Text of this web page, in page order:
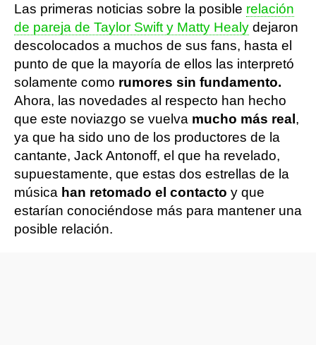
Las primeras noticias sobre la posible relación
de pareja de Taylor Swift y Matty Healy dejaron
descolocados a muchos de sus fans, hasta el
punto de que la mayoría de ellos las interpretó
solamente como rumores sin fundamento.
Ahora, las novedades al respecto han hecho
que este noviazgo se vuelva mucho más real ,
ya que ha sido uno de los productores de la
cantante, Jack Antonoff, el que ha revelado,
supuestamente, que estas dos estrellas de la
música han retomado el contacto y que
estarían conociéndose más para mantener una
posible relación.